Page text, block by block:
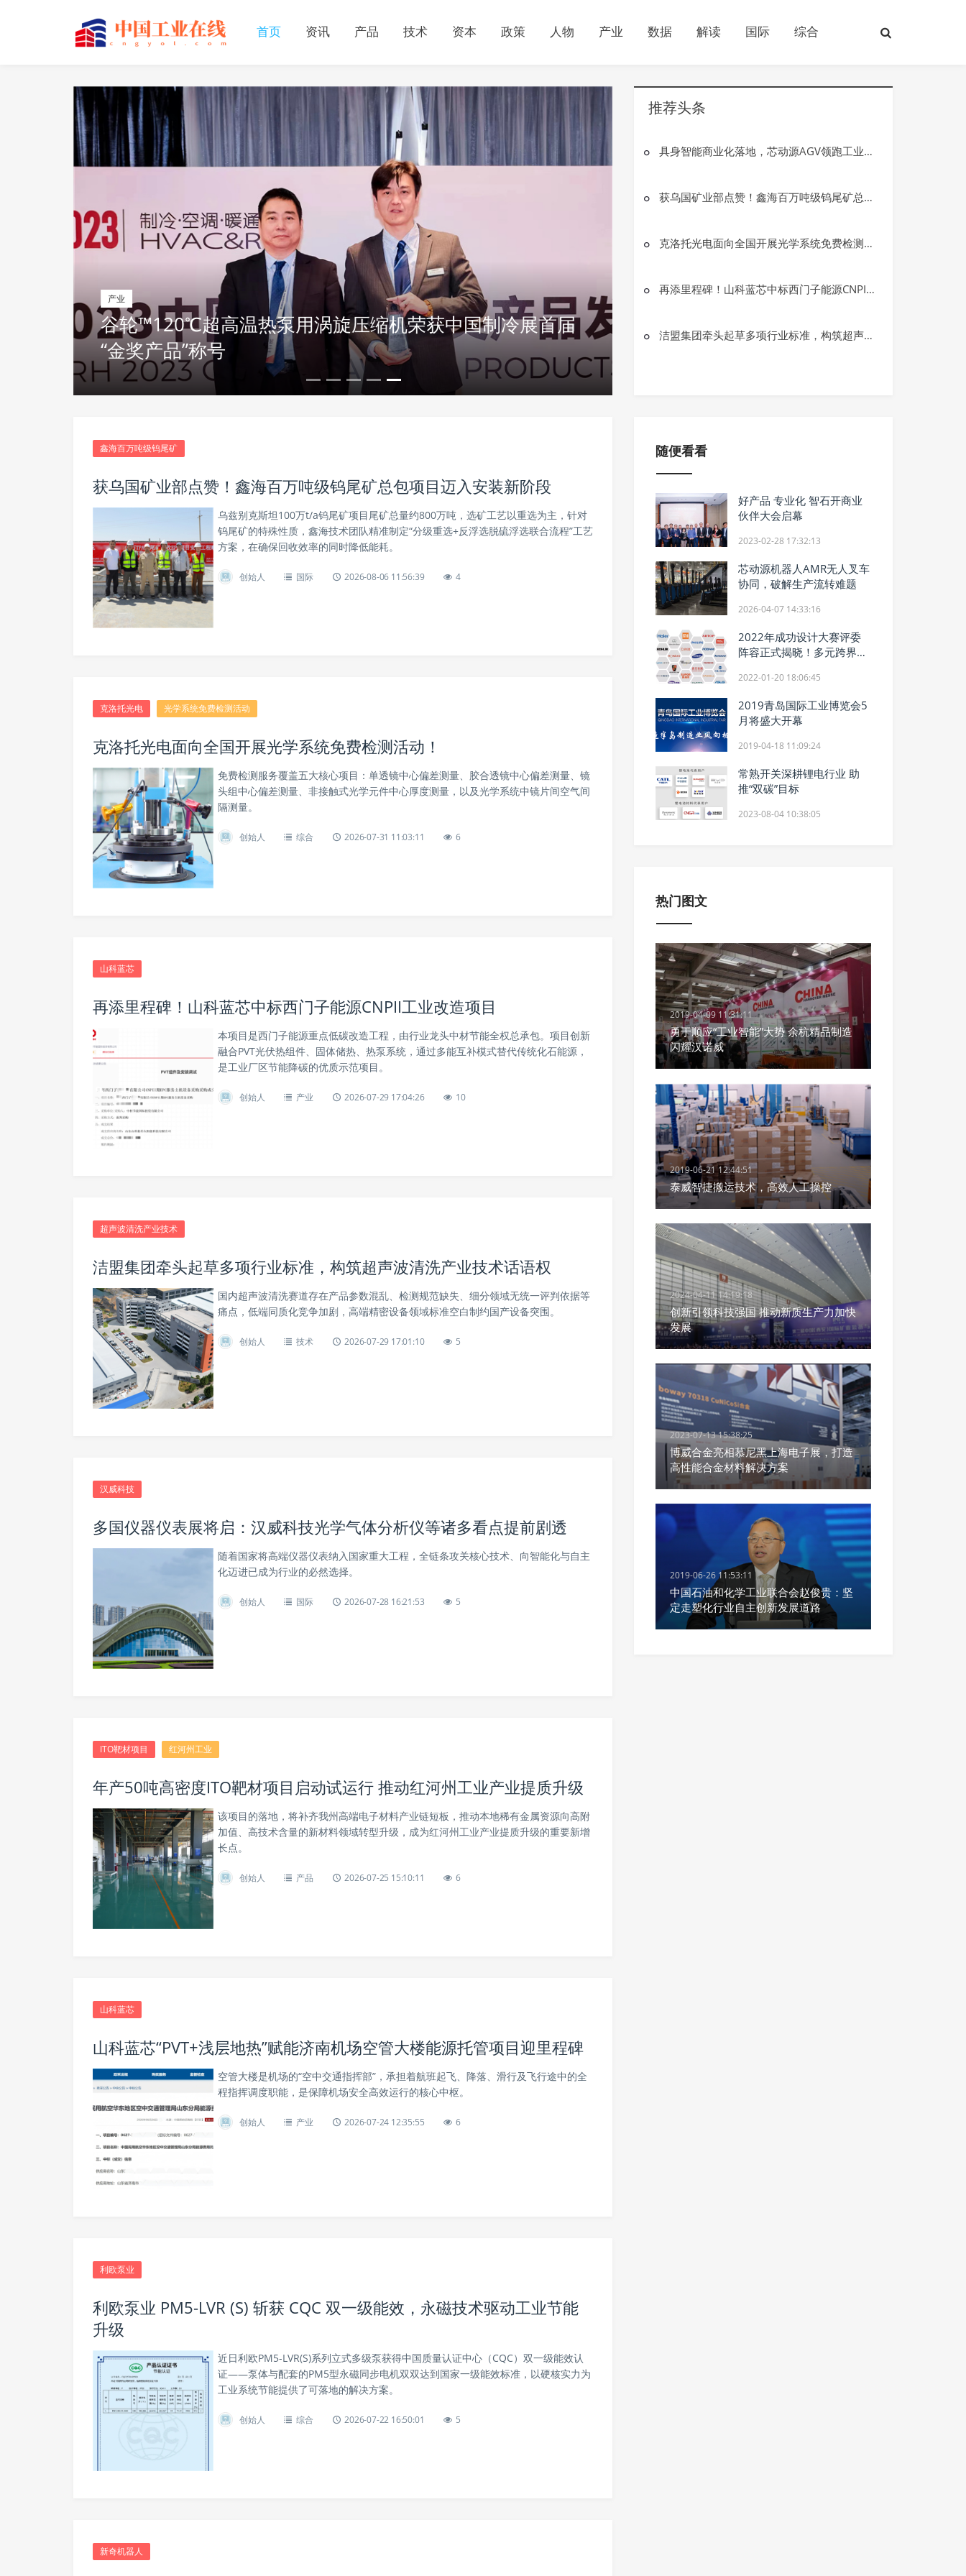
首页 资讯 产品 技术 资本 政策 人物 产业 数据 解读 国际 综合
产业
谷轮™120℃超高温热泵用涡旋压缩机荣获中国制冷展首届
“金奖产品”称号
解读
从化工到储能，施耐德电气ATV1200C-S中压变频器释放三
大应用价值
产业
润滑科技精彩亮相西洽会 长城润滑油
推荐头条
具身智能商业化落地，芯动源AGV领跑工业AMR全域智能化浪潮
获乌国矿业部点赞！鑫海百万吨级钨尾矿总包项目迈入安装新阶段
克洛托光电面向全国开展光学系统免费检测活动！
再添里程碑！山科蓝芯中标西门子能源CNPII工业改造项目
洁盟集团牵头起草多项行业标准，构筑超声波清洗产业技术话语权
鑫海百万吨级钨尾矿
获乌国矿业部点赞！鑫海百万吨级钨尾矿总包项目迈入安装新阶段
乌兹别克斯坦100万t/a钨尾矿项目尾矿总量约800万吨，选矿工艺以重选为主，针对
钨尾矿的特殊性质，鑫海技术团队精准制定“分级重选+反浮选脱硫浮选联合流程”工艺
方案，在确保回收效率的同时降低能耗。
创始人 国际 2026-08-06 11:56:39 4
克洛托光电 光学系统免费检测活动
克洛托光电面向全国开展光学系统免费检测活动！
免费检测服务覆盖五大核心项目：单透镜中心偏差测量、胶合透镜中心偏差测量、镜
头组中心偏差测量、非接触式光学元件中心厚度测量，以及光学系统中镜片间空气间
隔测量。
创始人 综合 2026-07-31 11:03:11 6
山科蓝芯
再添里程碑！山科蓝芯中标西门子能源CNPII工业改造项目
本项目是西门子能源重点低碳改造工程，由行业龙头中材节能全权总承包。项目创新
融合PVT光伏热组件、固体储热、热泵系统，通过多能互补模式替代传统化石能源，
是工业厂区节能降碳的优质示范项目。
创始人 产业 2026-07-29 17:04:26 10
超声波清洗产业技术
洁盟集团牵头起草多项行业标准，构筑超声波清洗产业技术话语权
国内超声波清洗赛道存在产品参数混乱、检测规范缺失、细分领域无统一评判依据等
痛点，低端同质化竞争加剧，高端精密设备领域标准空白制约国产设备突围。
创始人 技术 2026-07-29 17:01:10 5
汉威科技
多国仪器仪表展将启：汉威科技光学气体分析仪等诸多看点提前剧透
随着国家将高端仪器仪表纳入国家重大工程，全链条攻关核心技术、向智能化与自主
化迈进已成为行业的必然选择。
创始人 国际 2026-07-28 16:21:53 5
ITO靶材项目 红河州工业
年产50吨高密度ITO靶材项目启动试运行 推动红河州工业产业提质升级
该项目的落地，将补齐我州高端电子材料产业链短板，推动本地稀有金属资源向高附
加值、高技术含量的新材料领域转型升级，成为红河州工业产业提质升级的重要新增
长点。
创始人 产品 2026-07-25 15:10:11 6
山科蓝芯
山科蓝芯“PVT+浅层地热”赋能济南机场空管大楼能源托管项目迎里程碑
空管大楼是机场的“空中交通指挥部”，承担着航班起飞、降落、滑行及飞行途中的全
程指挥调度职能，是保障机场安全高效运行的核心中枢。
创始人 产业 2026-07-24 12:35:55 6
利欧泵业
利欧泵业 PM5-LVR (S) 斩获 CQC 双一级能效，永磁技术驱动工业节能
升级
近日利欧PM5-LVR(S)系列立式多级泵获得中国质量认证中心（CQC）双一级能效认
证——泵体与配套的PM5型永磁同步电机双双达到国家一级能效标准，以硬核实力为
工业系统节能提供了可落地的解决方案。
创始人 综合 2026-07-22 16:50:01 5
新奇机器人
随便看看
好产品 专业化 智石开商业
伙伴大会启幕
2023-02-28 17:32:13
芯动源机器人AMR无人叉车
协同，破解生产流转难题
2026-04-07 14:33:16
2022年成功设计大赛评委
阵容正式揭晓！多元跨界助
2022-01-20 18:06:45
2019青岛国际工业博览会5
月将盛大开幕
2019-04-18 11:09:24
常熟开关深耕锂电行业 助
推“双碳”目标
2023-08-04 10:38:05
热门图文
2019-04-09 11:31:11
勇于顺应“工业智能”大势 余杭精品制造
闪耀汉诺威
2019-06-21 12:44:51
泰威智捷搬运技术，高效人工操控
2024-04-11 14:19:18
创新引领科技强国 推动新质生产力加快
发展
2023-07-13 15:38:25
博威合金亮相慕尼黑上海电子展，打造
高性能合金材料解决方案
2019-06-26 11:53:11
中国石油和化学工业联合会赵俊贵：坚
定走塑化行业自主创新发展道路